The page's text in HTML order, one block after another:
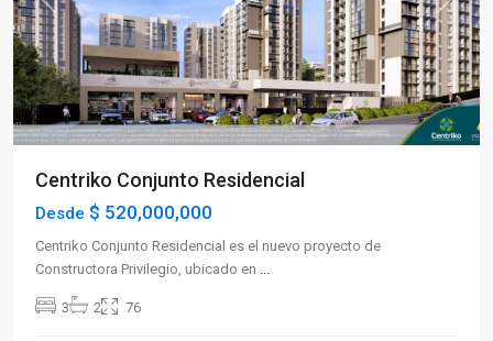
Previous Next
Centriko Conjunto Residencial
Desde $ 520,000,000
Centriko Conjunto Residencial es el nuevo proyecto de
Constructora Privilegio, ubicado en
3 2 76